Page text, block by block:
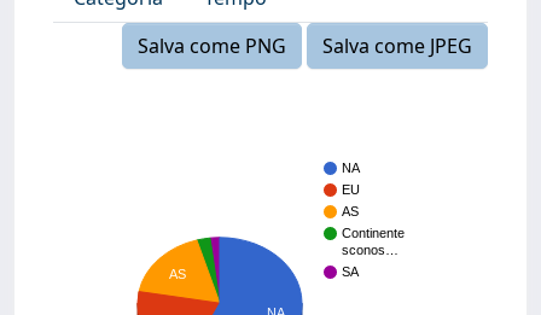
Salva come PNG
Salva come JPEG
NA
EU
AS
Continente
sconos…
SA
AS